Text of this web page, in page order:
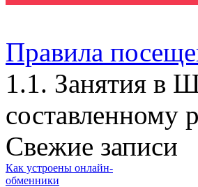
Правила
1.1. Занятия в
составленному
Свежие записи
Как устроены онлайн-
обменники